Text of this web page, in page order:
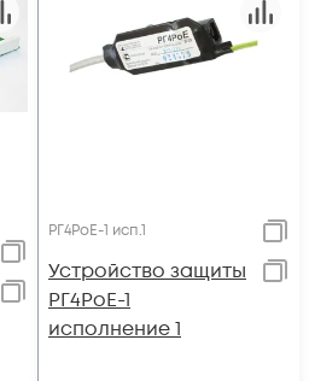
РГ4РоЕ-1 исп.1
Устройство защиты
РГ4РоЕ-1
исполнение 1